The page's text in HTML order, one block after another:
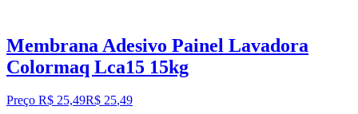
Membrana Adesivo Painel Lavadora
Colormaq Lca15 15kg
Preço R$ 25,49R$ 25,49